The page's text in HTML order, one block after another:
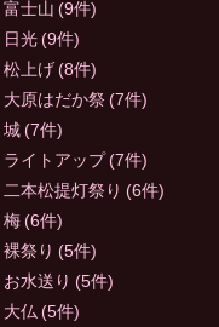
富士山 (9件)
日光 (9件)
松上げ (8件)
大原はだか祭 (7件)
城 (7件)
ライトアップ (7件)
二本松提灯祭り (6件)
梅 (6件)
裸祭り (5件)
お水送り (5件)
大仏 (5件)